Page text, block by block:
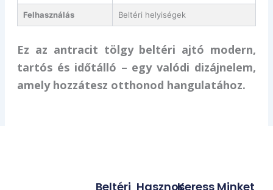
Felhasználás Beltéri helyiségek
Ez az antracit tölgy beltéri ajtó modern,
tartós és időtálló – egy valódi dizájnelem,
amely hozzátesz otthonod hangulatához.
Hasznos
Beltéri
Keress Minket